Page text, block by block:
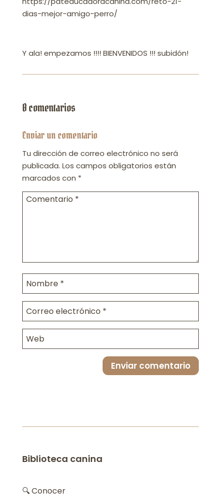
dias-mejor-amigo-perro/
Y ala! empezamos !!!! BIENVENIDOS !!! subidón!
0 comentarios
Enviar un comentario
Tu dirección de correo electrónico no será
publicada. Los campos obligatorios están
marcados con *
Enviar comentario
Biblioteca canina
🔍 Conocer